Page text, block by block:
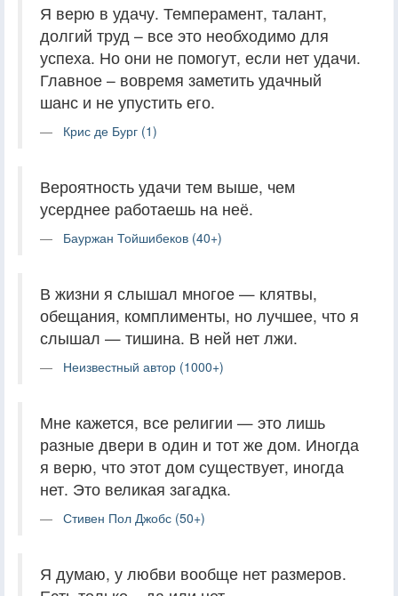
Я верю в удачу. Темперамент, талант,
долгий труд – все это необходимо для
успеха. Но они не помогут, если нет удачи.
Главное – вовремя заметить удачный
шанс и не упустить его.
Крис де Бург (1)
Вероятность удачи тем выше, чем
усерднее работаешь на неё.
Бауржан Тойшибеков (40+)
В жизни я слышал многое — клятвы,
обещания, комплименты, но лучшее, что я
слышал — тишина. В ней нет лжи.
Неизвестный автор (1000+)
Мне кажется, все религии — это лишь
разные двери в один и тот же дом. Иногда
я верю, что этот дом существует, иногда
нет. Это великая загадка.
Стивен Пол Джобс (50+)
Я думаю, у любви вообще нет размеров.